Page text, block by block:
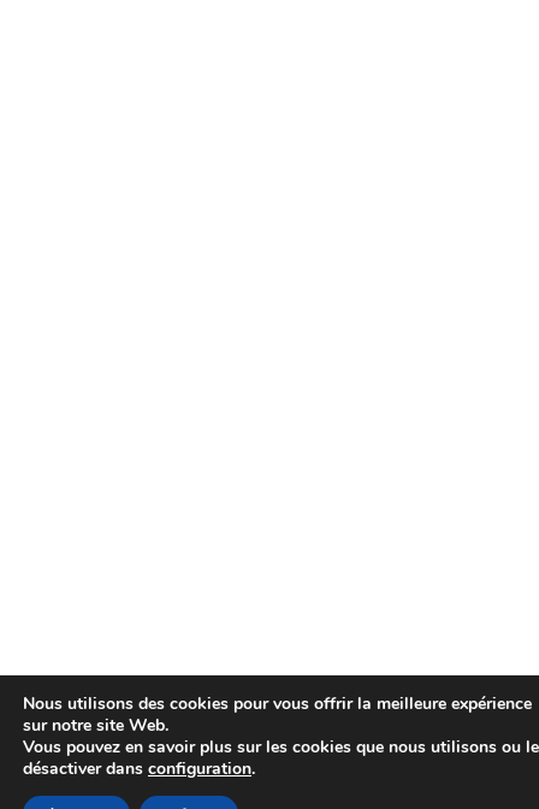
Nous utilisons des cookies pour vous offrir la meilleure expérience
sur notre site Web.
Vous pouvez en savoir plus sur les cookies que nous utilisons ou
désactiver dans configuration.